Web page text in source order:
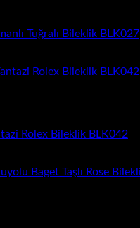
Tuğralı Bileklik BLK027
Rolex Bileklik BLK042